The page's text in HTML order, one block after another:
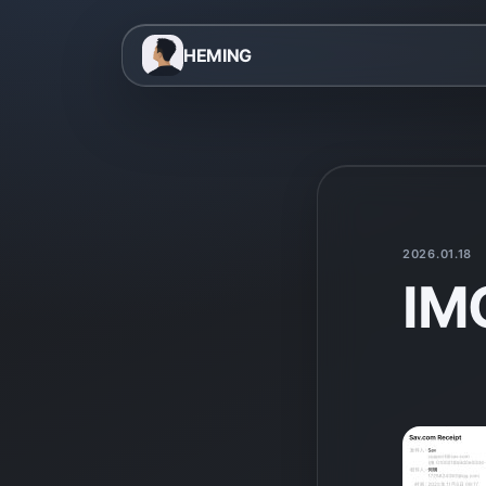
HEMING
2026.01.18